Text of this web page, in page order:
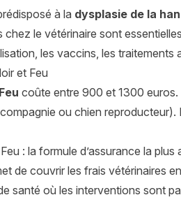
à la dysplasie de la
chez le vétérinaire sont
les vaccins, les traitements
et Feu
coûte entre 900 et 1300 euros.
ou chien
: la formule d’assurance la plus
de couvrir les frais vétérinaires
de santé où les interventions